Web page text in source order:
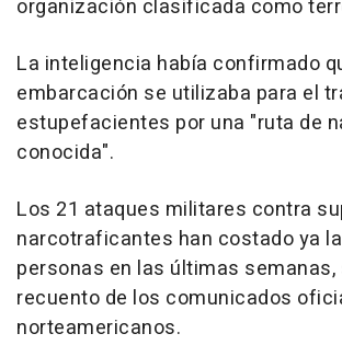
organización clasificada como
La inteligencia había confirmado
embarcación se utilizaba para el
estupefacientes por una "ruta de
conocida".
Los 21 ataques militares contra
narcotraficantes han costado ya
personas en las últimas semanas,
recuento de los comunicados
norteamericanos.